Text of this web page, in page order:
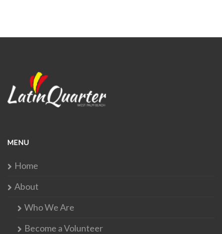
MENU
Home
About
Who We Are
Become a Volunteer